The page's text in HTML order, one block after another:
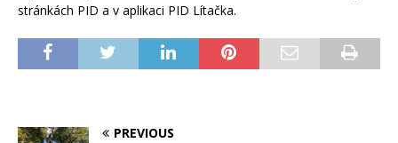
stránkách PID a v aplikaci PID Lítačka.
PREVIOUS